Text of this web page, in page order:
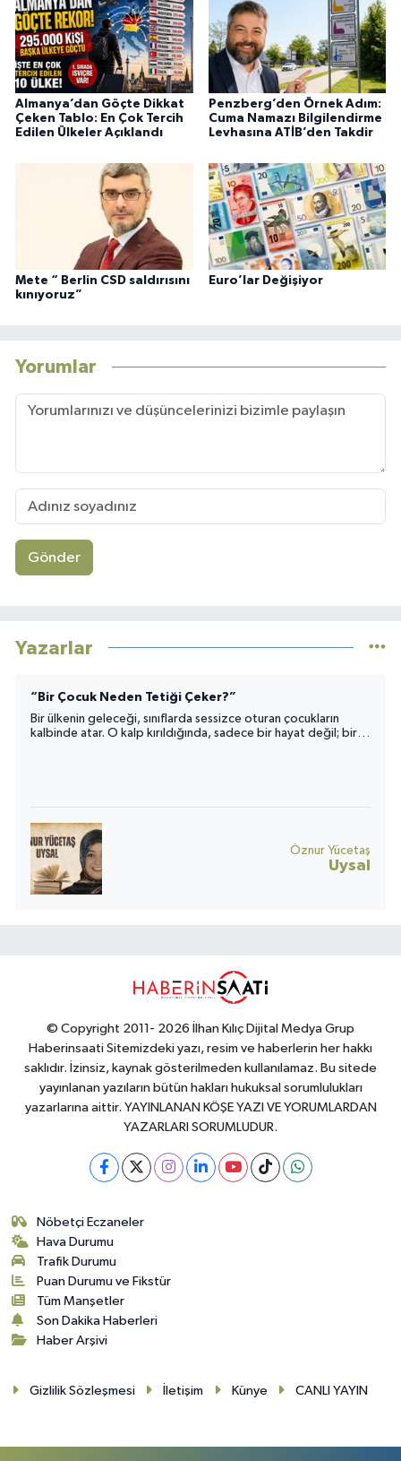
Almanya’dan Göçte Dikkat
Çeken Tablo: En Çok Tercih
Edilen Ülkeler Açıklandı
Penzberg’den Örnek Adım:
Cuma Namazı Bilgilendirme
Levhasına ATİB’den Takdir
Mete “ Berlin CSD saldırısını
kınıyoruz”
Euro’lar Değişiyor
Yorumlar
Gönder
Yazarlar
“Bir Çocuk Neden Tetiği Çeker?”
Bir ülkenin geleceği, sınıflarda sessizce oturan çocukların
kalbinde atar. O kalp kırıldığında, sadece bir hayat değil; bir
Öznur Yücetaş
Uysal
© Copyright 2011- 2026 İlhan Kılıç Dijital Medya Grup
Haberinsaati Sitemizdeki yazı, resim ve haberlerin her hakkı
saklıdır. İzinsiz, kaynak gösterilmeden kullanılamaz. Bu sitede
yayınlanan yazıların bütün hakları hukuksal sorumlulukları
yazarlarına aittir. YAYINLANAN KÖŞE YAZI VE YORUMLARDAN
YAZARLARI SORUMLUDUR.
Nöbetçi Eczaneler
Hava Durumu
Trafik Durumu
Puan Durumu ve Fikstür
Tüm Manşetler
Son Dakika Haberleri
Haber Arşivi
Gizlilik Sözleşmesi İletişim Künye CANLI YAYIN